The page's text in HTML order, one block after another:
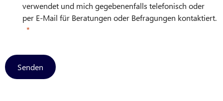
verwendet und mich gegebenenfalls telefonisch oder
per E-Mail für Beratungen oder Befragungen kontaktiert.
Senden